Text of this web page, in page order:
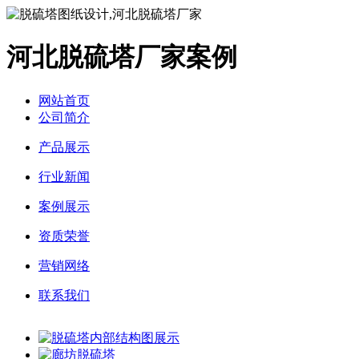
河北脱硫塔厂家案例
网站首页
公司简介
产品展示
行业新闻
案例展示
资质荣誉
营销网络
联系我们